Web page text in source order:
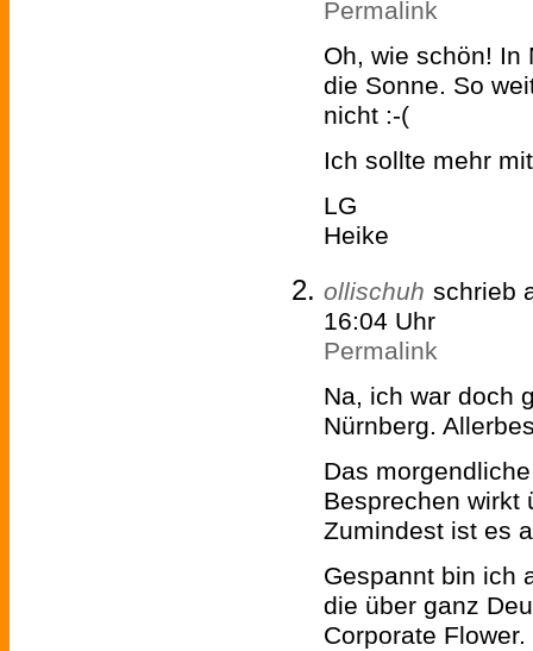
Permalink
Oh, wie schön! In
die Sonne. So
nicht :-(
Ich sollte mehr
LG
Heike
ollischuh schrieb
16:04 Uhr
Permalink
Na, ich war doch
Nürnberg.
Das
Besprechen wirkt
Zumindest ist es
Gespannt bin ich
die über ganz
Corporate Flower.